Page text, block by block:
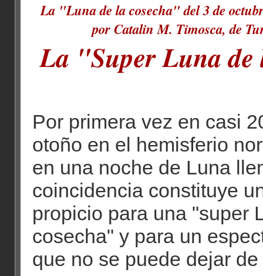
La "Luna de la cosecha" del 3 de
por Catalin M. Timosca, de
La "Super Luna de
Por primera vez en casi
otoño en el hemisferio
en una noche de Luna
coincidencia constituye
propicio para una "super
cosecha" y para un
que no se puede dejar de